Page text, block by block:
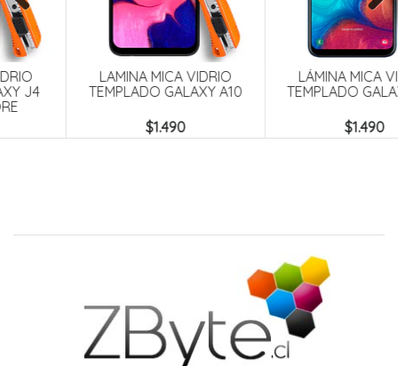
LAMINA MICA VIDRIO
TEMPLADO GALAXY A10
LÁMINA MICA VIDRIO
TEMPLADO GALAXY A20
Previous Next